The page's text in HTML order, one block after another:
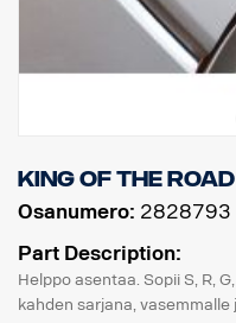
King of the
Osanumero: 2828793
Part Description:
Helppo asentaa. Sopii S, R,
kahden sarjana, vasemmalle